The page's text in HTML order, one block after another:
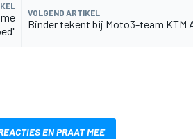
VOLGEND ARTIKEL
Binder tekent bij Moto3-team KTM
EN PRAAT MEE